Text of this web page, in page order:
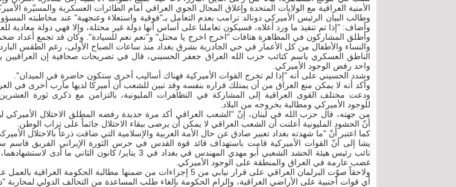
الأمنية العراقية مع الولايات المتحدة وإغلاق المجال الجوي العراقي أمام الطائرات العسكرية والمسيّرة
وطالب البيان الرئيس الأميركي دونالد ترامب بعدم التعامل بـ"فوقية واستعلاء وعنجهية" عند مخاطبته
وأضاف: "إذا تم تنفيذ ما ورد أعلاه، فسيكون تعاملنا على أساس أنها دولة غير محتلة، وإلا فهي دولة معادية
وأطلق المشاركون في المظاهرة هتافات "اخرج اخرج يا محتل" و"نعم نعم للسيادة". وكان قد تجمع أعداد
والنساء والأطفال من كل الأعمار في حي الجادرية بشرق بغداد منذ ساعات الصباح الأولى، رغم الطقس البارد.
الناطق العسكري باسم كتائب حزب الله العراق جعفر الحسيني، قال في تصريحات صحافية إن
واحد رفض الوجود الأميركي.
وشدد الحسيني على أنه "إذا لم تخرج القوات الأميركية فهناك أساليب أخرى ستكون حاضرة في الميدان".
وأكد أنه لا يمكن منع العراق من أن يمتلك قراره بنفسه وقد تبين للشعب أن أميركا لديها مآرب أخرى في
ودعت مختلف القوى العراقية إلى المشاركة في التظاهرات المليونية، بالتزامن مع ذكرى ثورة
للوجود الأميركي ومطالبة بخروجه من البلاد.
من جهته، قال حزب الله في لبنان، إنّ "الشعب العراقي أكد مرة جديدة رفضه المطلق الاحتلال الأميركي
أنّ الحشود المليونية أعلنت أن الشعب العراقي لا يمكن أن يرضى ببقاء الاحتلال جاثماً على تراب الوطن.
كما اعتبر أنّ "ما شهدته بغداد تعبير صادق عن حال الأمة العربية والإسلامية التي ضاقت ذرعاً بالاحتلال
يشا إلى أنّ القوات الأميركية قامت باستهداف قائد قوة القدس في حرس الثورة الإيراني الفريق قاسم
نائب رئيس هيئة الحشد الشعبي أبو مهدي المهندس في بغداد في 3 يناير/ كانون الثاني
غضب عارمة في العراق والمنطقة على الوجود الأميركي.
ولاحقاً صوّت البرلمان العراقي على قرار نيابي من 5 إجراءات من ضمنها مطالبة الحكومة
أي قوات أجنبية على الأراضي العراقية، وإلزام الحكومة بإلغاء طلب المساعدة من التحالف الدولي لمحاربة